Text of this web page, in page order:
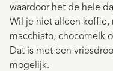
waardoor het de hele
Wil je niet alleen koffie,
macchiato, chocomelk
Dat is met een
mogelijk.